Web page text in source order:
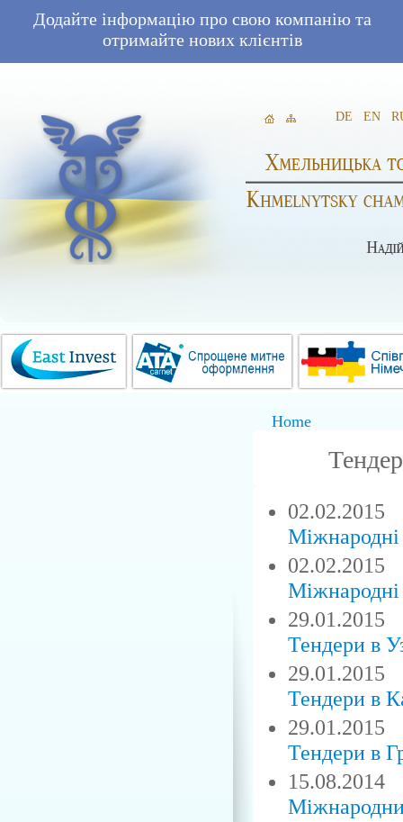
Додайте інформацію про свою компанію та
отримайте нових клієнтів
DE EN
Home
02.02.2015
Міжнародні
02.02.2015
Міжнародні
29.01.2015
Тендери в
29.01.2015
Тендери в
29.01.2015
Тендери в
15.08.2014